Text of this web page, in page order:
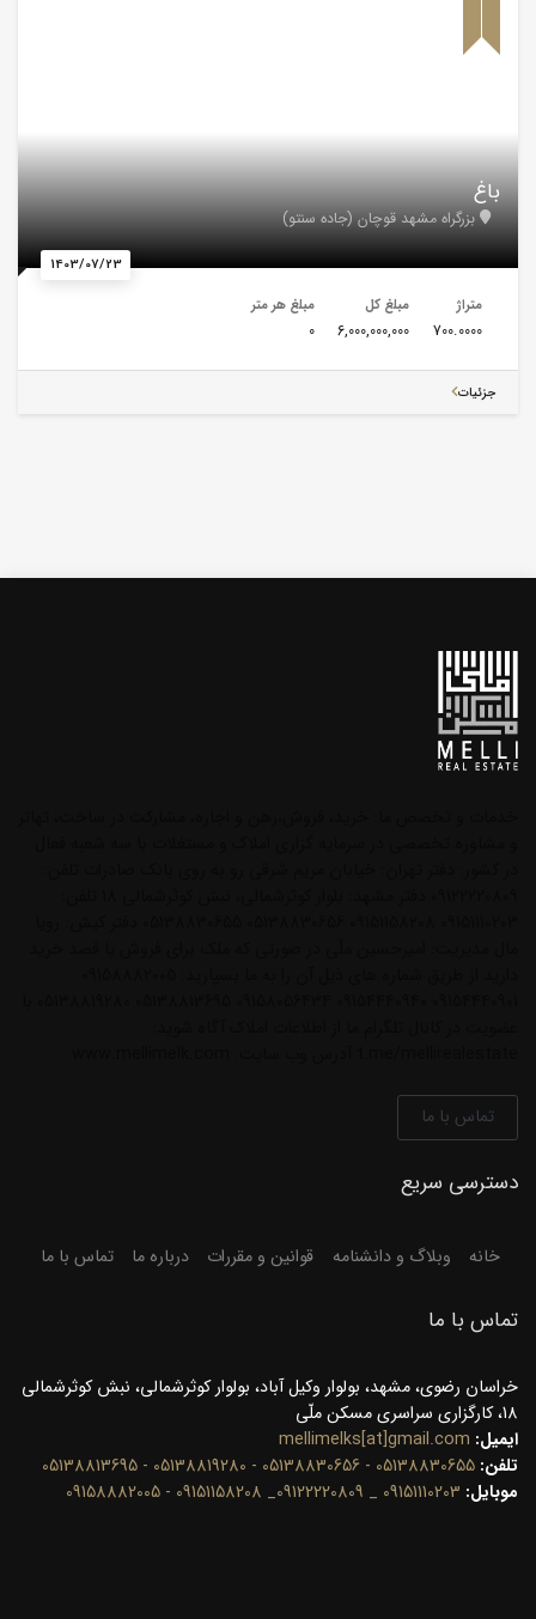
باغ
بزرگراه مشهد قوچان (جاده سنتو)
1403/07/23
متراژ
700.0000
مبلغ کل
6,000,000,000
مبلغ هر متر
0
جزئیات
تماس با ما
دسترسی سریع
خانه وبلاگ و دانشنامه قوانین و مقررات درباره ما تماس با ما
تماس با ما
خراسان رضوی، مشهد، بولوار وکیل آباد، بولوار کوثرشمالی، نبش کوثرشمالی
18، کارگزاری سراسری مسکن ملّی
ایمیل: mellimelks[at]gmail.com
تلفن: 05138830655 - 05138830656 - 05138819280 - 05138813695
موبایل: 09151110203 _ 09122220809_ 09151158208 - 09158882005